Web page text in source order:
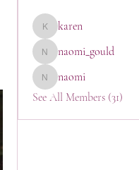
karen
karen
naomi_gould
naomi_gould
naomi
naomi
See All Members (31)